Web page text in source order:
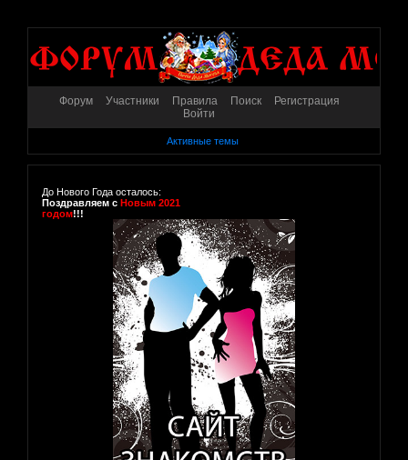
Форум Участники Правила Поиск
Регистрация
Войти
Активные темы
До Нового Года осталось:
Поздравляем с Новым 2021
годом!!!